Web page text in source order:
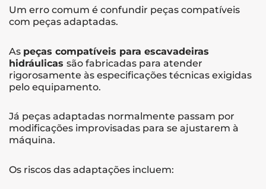
Um erro comum é confundir peças compatíveis
com peças adaptadas.
As peças compatíveis para escavadeiras
hidráulicas são fabricadas para atender
rigorosamente às especificações técnicas exigidas
pelo equipamento.
Já peças adaptadas normalmente passam por
modificações improvisadas para se ajustarem à
máquina.
Os riscos das adaptações incluem: